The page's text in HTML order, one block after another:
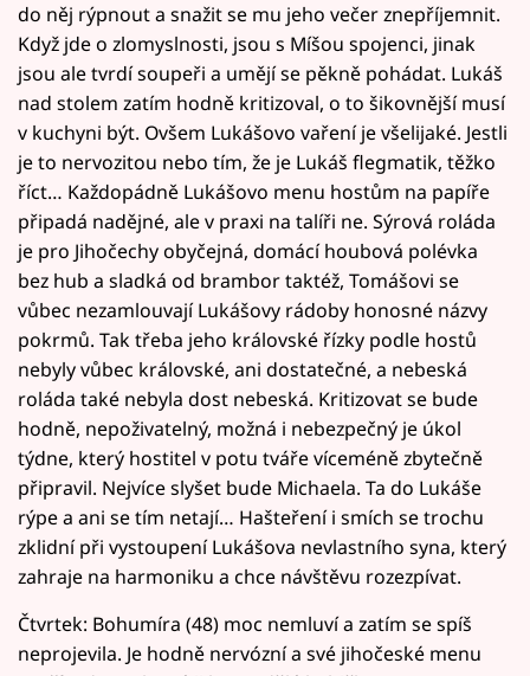
do něj rýpnout a snažit se mu jeho večer znepříjemnit.
Když jde o zlomyslnosti, jsou s Míšou spojenci, jinak
jsou ale tvrdí soupeři a umějí se pěkně pohádat. Lukáš
nad stolem zatím hodně kritizoval, o to šikovnější musí
v kuchyni být. Ovšem Lukášovo vaření je všelijaké. Jestli
je to nervozitou nebo tím, že je Lukáš flegmatik, těžko
říct… Každopádně Lukášovo menu hostům na papíře
připadá nadějné, ale v praxi na talíři ne. Sýrová roláda
je pro Jihočechy obyčejná, domácí houbová polévka
bez hub a sladká od brambor taktéž, Tomášovi se
vůbec nezamlouvají Lukášovy rádoby honosné názvy
pokrmů. Tak třeba jeho královské řízky podle hostů
nebyly vůbec královské, ani dostatečné, a nebeská
roláda také nebyla dost nebeská. Kritizovat se bude
hodně, nepoživatelný, možná i nebezpečný je úkol
týdne, který hostitel v potu tváře víceméně zbytečně
připravil. Nejvíce slyšet bude Michaela. Ta do Lukáše
rýpe a ani se tím netají… Hašteření i smích se trochu
zklidní při vystoupení Lukášova nevlastního syna, který
zahraje na harmoniku a chce návštěvu rozezpívat.
Čtvrtek: Bohumíra (48) moc nemluví a zatím se spíš
neprojevila. Je hodně nervózní a své jihočeské menu